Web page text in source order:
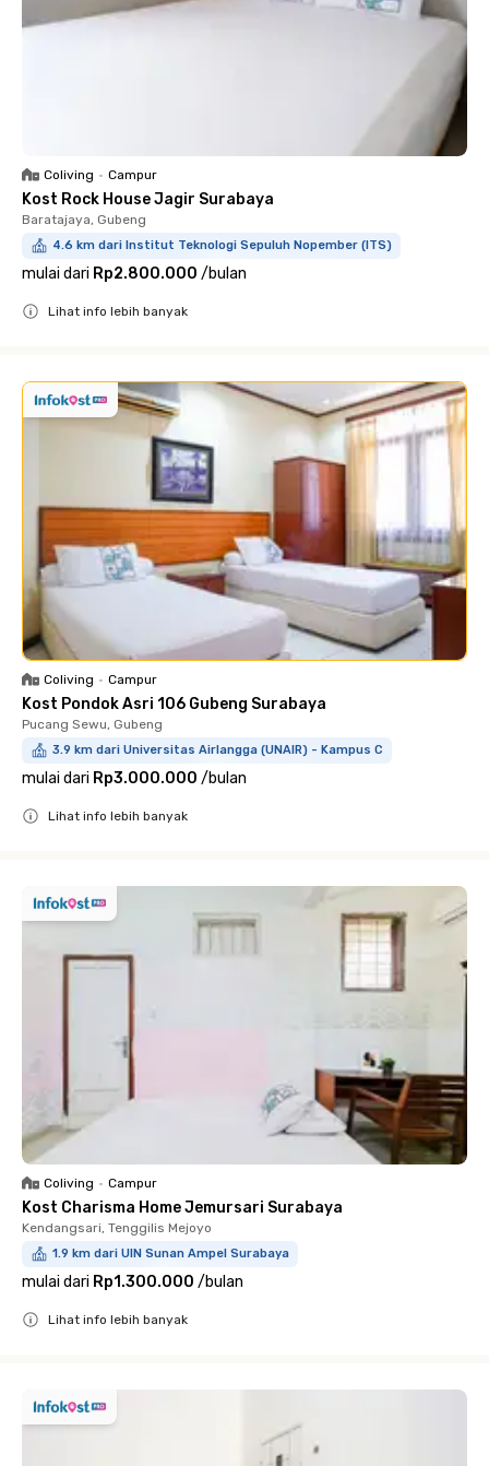
Coliving • Campur
Kost Rock House Jagir Surabaya
Baratajaya, Gubeng
4.6 km dari Institut Teknologi Sepuluh Nopember (ITS)
mulai dari Rp2.800.000 /bulan
Lihat info lebih banyak
Coliving • Campur
Kost Pondok Asri 106 Gubeng Surabaya
Pucang Sewu, Gubeng
3.9 km dari Universitas Airlangga (UNAIR) - Kampus C
mulai dari Rp3.000.000 /bulan
Lihat info lebih banyak
Coliving • Campur
Kost Charisma Home Jemursari Surabaya
Kendangsari, Tenggilis Mejoyo
1.9 km dari UIN Sunan Ampel Surabaya
mulai dari Rp1.300.000 /bulan
Lihat info lebih banyak